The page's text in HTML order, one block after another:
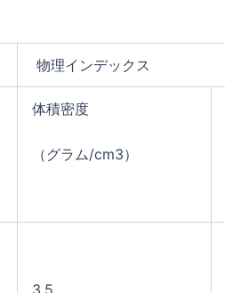
物理インデックス
体積密度
（グラム/cm3）